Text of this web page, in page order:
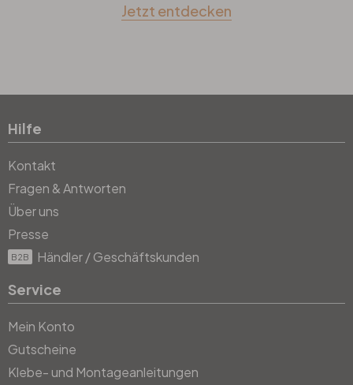
Jetzt entdecken
Hilfe
Kontakt
Fragen & Antworten
Über uns
Presse
B2B Händler / Geschäftskunden
Service
Mein Konto
Gutscheine
Klebe- und Montageanleitungen